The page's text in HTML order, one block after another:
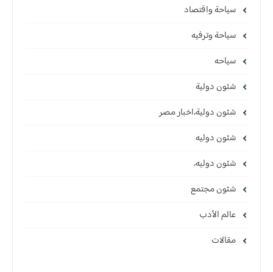
سياحة واقتصاد
سياحة وترفيه
سياحه
شئون دولية
شئون دولية،اخبار مصر
شئون دوليه
شئون دوليه،
شئون مجتمع
عالم الأدب
مقالات